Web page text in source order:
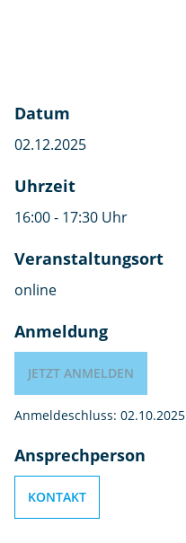
Datum
02.12.2025
Uhrzeit
16:00 - 17:30 Uhr
Veranstaltungsort
online
Anmeldung
JETZT ANMELDEN
Anmeldeschluss: 02.10.2025
Ansprechperson
KONTAKT